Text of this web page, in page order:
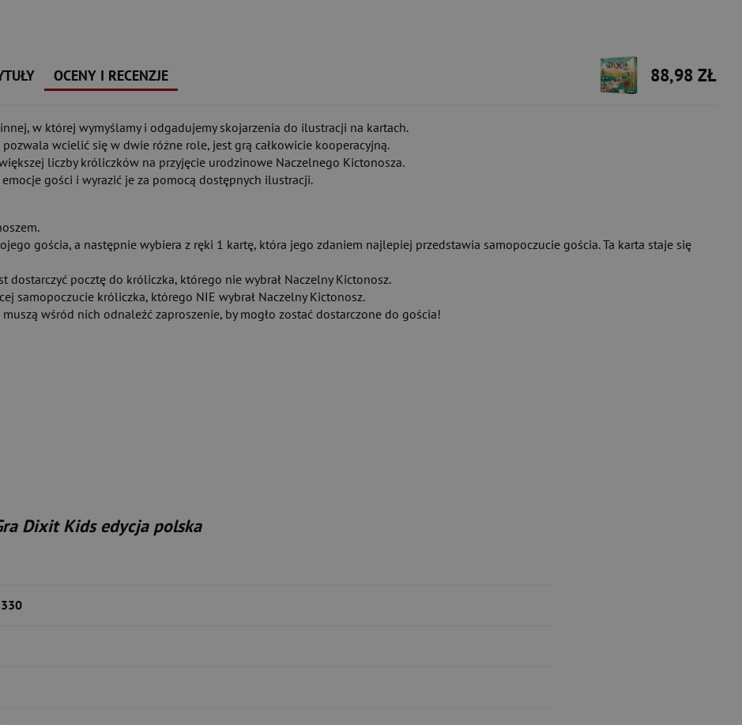
OCENY I RECENZJE 88,98 ZŁ
w której wymyślamy i odgadujemy skojarzenia do ilustracji na kartach.
wcielić się w dwie różne role, jest grą całkowicie kooperacyjną.
liczby króliczków na przyjęcie urodzinowe Naczelnego Kictonosza.
gości i wyrazić je za pomocą dostępnych ilustracji.
gościa, a następnie wybiera z ręki 1 kartę, która jego zdaniem najlepiej przedstawia samopoczucie gościa. Ta karta staje się
dostarczyć pocztę do króliczka, którego nie wybrał Naczelny Kictonosz.
samopoczucie króliczka, którego NIE wybrał Naczelny Kictonosz.
wśród nich odnaleźć zaproszenie, by mogło zostać dostarczone do gościa!
Dixit Kids edycja polska